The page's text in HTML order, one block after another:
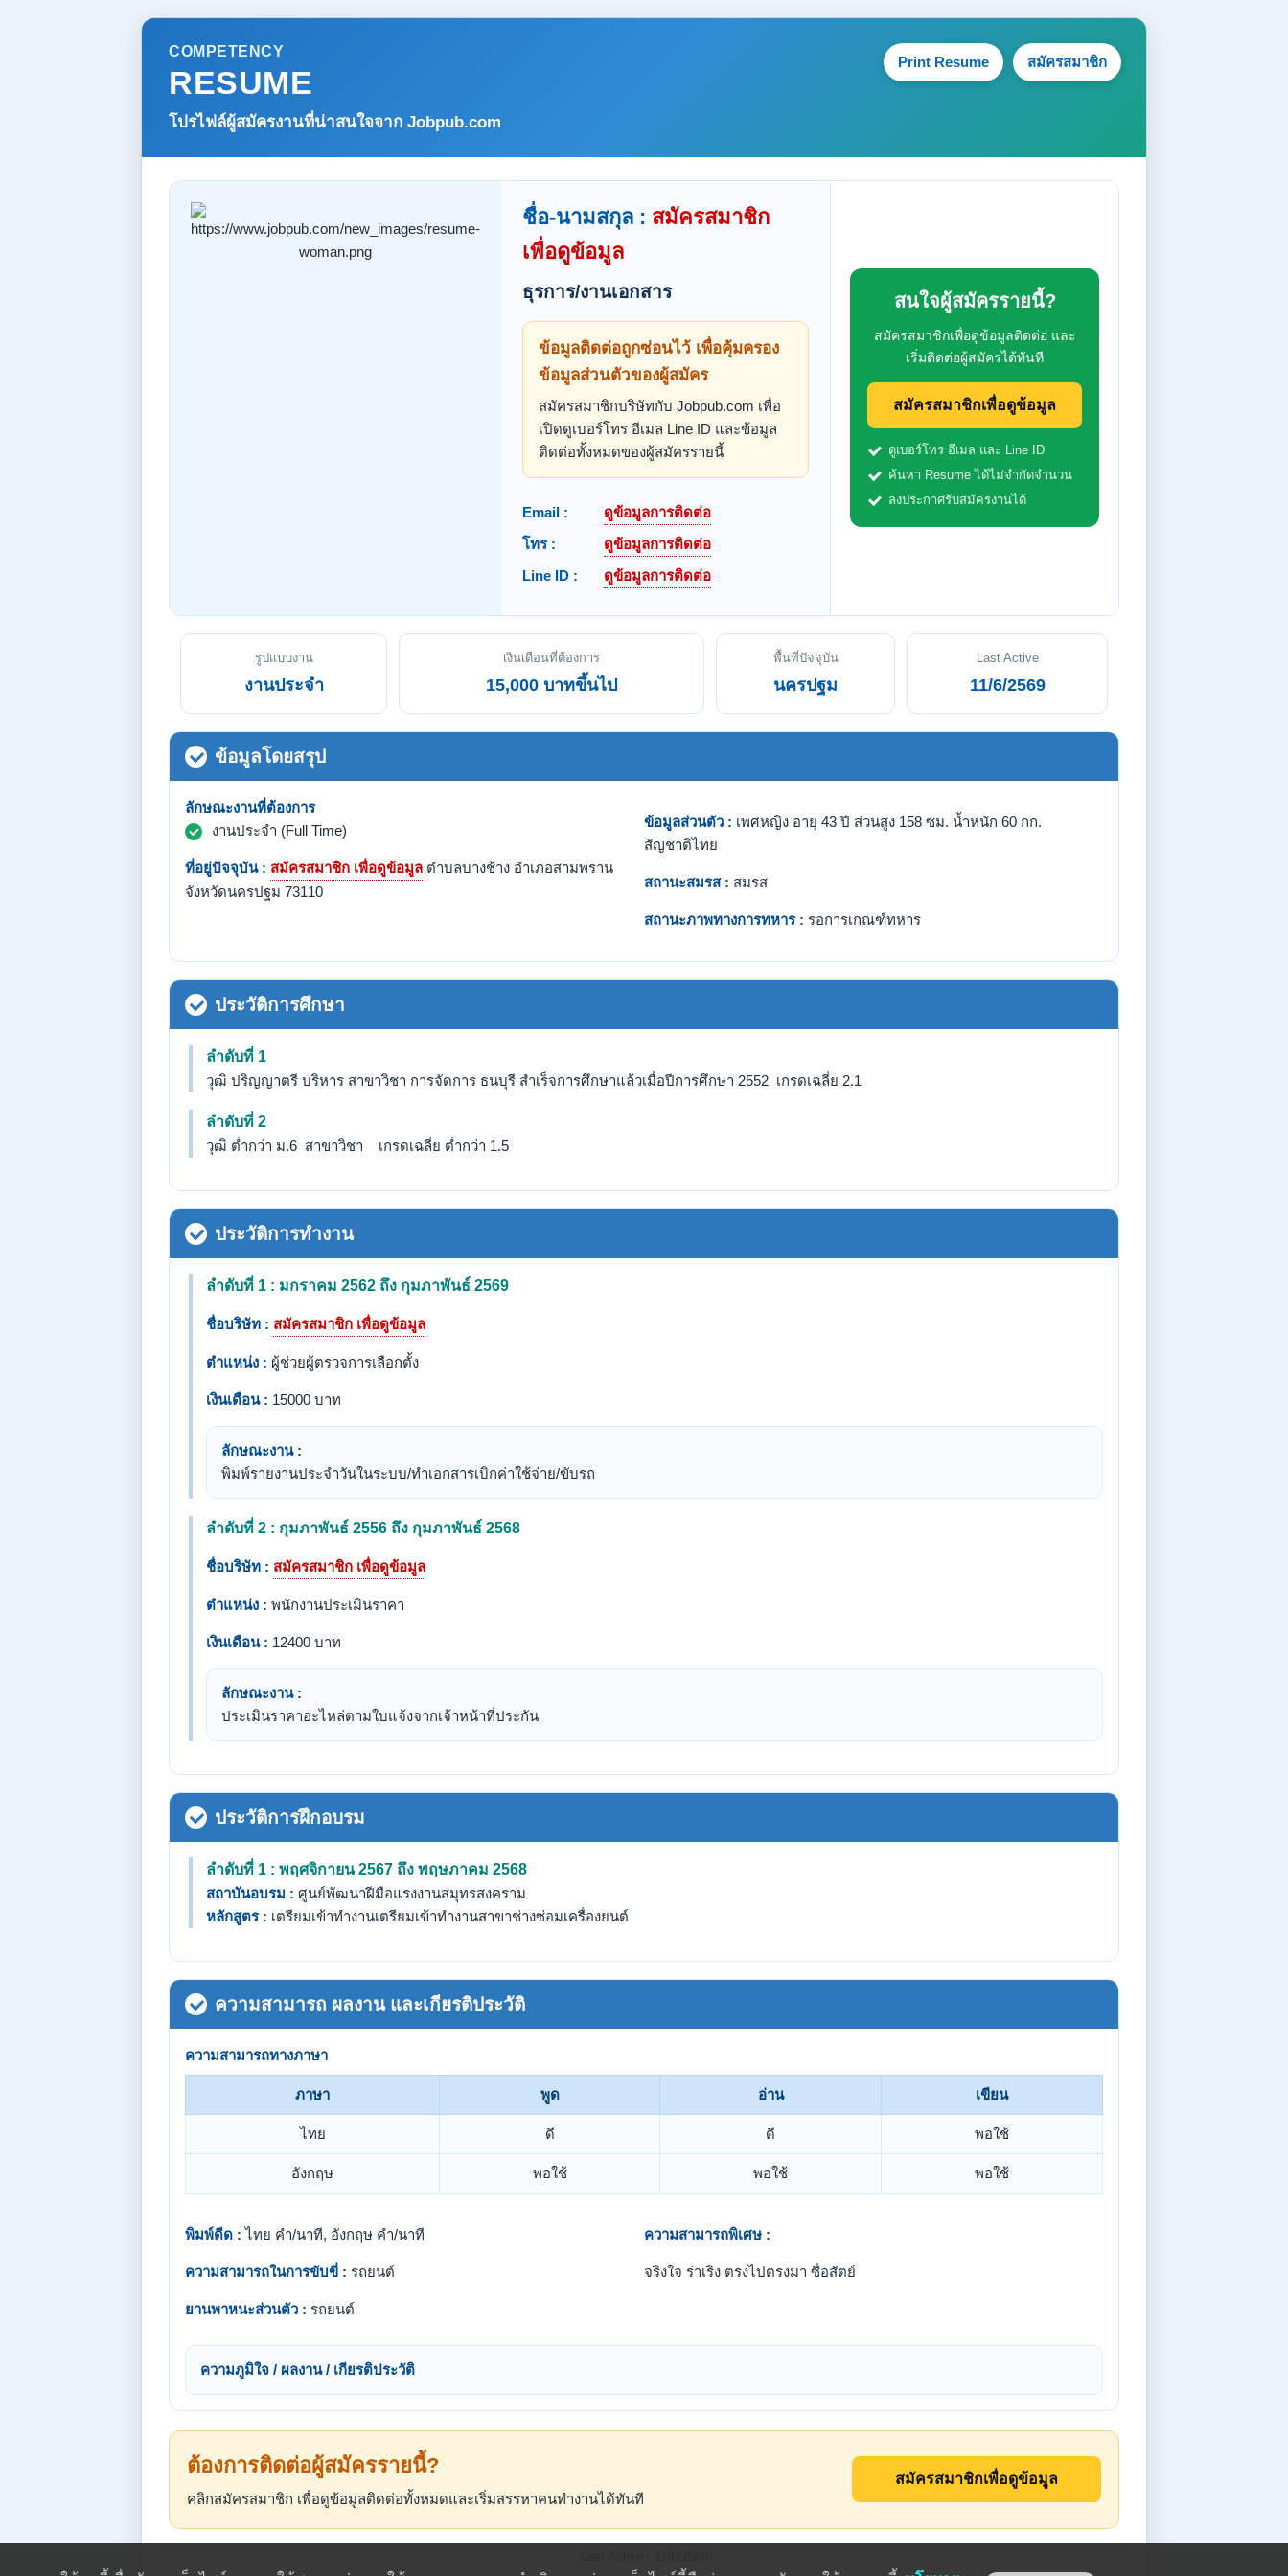
COMPETENCY
RESUME
โปรไฟล์ผู้สมัครงานที่น่าสนใจจาก Jobpub.com
Print Resume สมัครสมาชิก
ชื่อ-นามสกุล : สมัครสมาชิก
เพื่อดูข้อมูล
ธุรการ/งานเอกสาร
ข้อมูลติดต่อถูกซ่อนไว้ เพื่อคุ้มครอง
ข้อมูลส่วนตัวของผู้สมัคร
สมัครสมาชิกบริษัทกับ Jobpub.com เพื่อ
เปิดดูเบอร์โทร อีเมล Line ID และข้อมูล
ติดต่อทั้งหมดของผู้สมัครรายนี้
Email :
ดูข้อมูลการติดต่อ
โทร :
ดูข้อมูลการติดต่อ
Line ID :
ดูข้อมูลการติดต่อ
สนใจผู้สมัครรายนี้?
สมัครสมาชิกเพื่อดูข้อมูลติดต่อ และ
เริ่มติดต่อผู้สมัครได้ทันที
สมัครสมาชิกเพื่อดูข้อมูล
ดูเบอร์โทร อีเมล และ Line ID
ค้นหา Resume ได้ไม่จำกัดจำนวน
ลงประกาศรับสมัครงานได้
รูปแบบงาน
งานประจำ
เงินเดือนที่ต้องการ
15,000 บาทขึ้นไป
พื้นที่ปัจจุบัน
นครปฐม
Last Active
11/6/2569
ข้อมูลโดยสรุป
ลักษณะงานที่ต้องการ
งานประจำ (Full Time)
ที่อยู่ปัจจุบัน : สมัครสมาชิก เพื่อดูข้อมูล ตำบลบางช้าง อำเภอสามพราน
จังหวัดนครปฐม 73110
ข้อมูลส่วนตัว : เพศหญิง อายุ 43 ปี ส่วนสูง 158 ซม. น้ำหนัก 60 กก.
สัญชาติไทย
สถานะสมรส : สมรส
สถานะภาพทางการทหาร : รอการเกณฑ์ทหาร
ประวัติการศึกษา
ลำดับที่ 1
วุฒิ ปริญญาตรี บริหาร สาขาวิชา การจัดการ ธนบุรี สำเร็จการศึกษาแล้วเมื่อปีการศึกษา 2552 เกรดเฉลี่ย 2.1
ลำดับที่ 2
วุฒิ ต่ำกว่า ม.6 สาขาวิชา เกรดเฉลี่ย ต่ำกว่า 1.5
ประวัติการทำงาน
ลำดับที่ 1 : มกราคม 2562 ถึง กุมภาพันธ์ 2569
ชื่อบริษัท : สมัครสมาชิก เพื่อดูข้อมูล
ตำแหน่ง : ผู้ช่วยผู้ตรวจการเลือกตั้ง
เงินเดือน : 15000 บาท
ลักษณะงาน :
พิมพ์รายงานประจำวันในระบบ/ทำเอกสารเบิกค่าใช้จ่าย/ขับรถ
ลำดับที่ 2 : กุมภาพันธ์ 2556 ถึง กุมภาพันธ์ 2568
ชื่อบริษัท : สมัครสมาชิก เพื่อดูข้อมูล
ตำแหน่ง : พนักงานประเมินราคา
เงินเดือน : 12400 บาท
ลักษณะงาน :
ประเมินราคาอะไหล่ตามใบแจ้งจากเจ้าหน้าที่ประกัน
ประวัติการฝึกอบรม
ลำดับที่ 1 : พฤศจิกายน 2567 ถึง พฤษภาคม 2568
สถาบันอบรม : ศูนย์พัฒนาฝีมือแรงงานสมุทรสงคราม
หลักสูตร : เตรียมเข้าทำงานเตรียมเข้าทำงานสาขาช่างซ่อมเครื่องยนต์
ความสามารถ ผลงาน และเกียรติประวัติ
ความสามารถทางภาษา
ภาษา พูด อ่าน เขียน
ไทย ดี ดี พอใช้
อังกฤษ พอใช้ พอใช้ พอใช้
พิมพ์ดีด : ไทย คำ/นาที, อังกฤษ คำ/นาที
ความสามารถในการขับขี่ : รถยนต์
ยานพาหนะส่วนตัว : รถยนต์
ความสามารถพิเศษ :
จริงใจ ร่าเริง ตรงไปตรงมา ซื่อสัตย์
ความภูมิใจ / ผลงาน / เกียรติประวัติ
ต้องการติดต่อผู้สมัครรายนี้?
คลิกสมัครสมาชิก เพื่อดูข้อมูลติดต่อทั้งหมดและเริ่มสรรหาคนทำงานได้ทันที
สมัครสมาชิกเพื่อดูข้อมูล